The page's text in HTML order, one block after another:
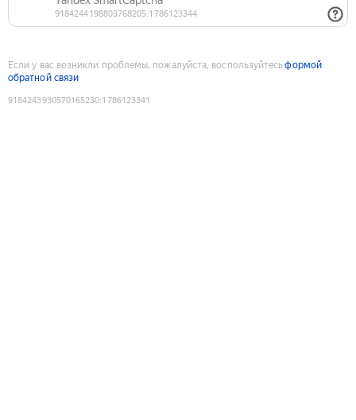
Если у вас возникли проблемы, пожалуйста, воспользуйтесьформой
обратной связи
9184243930570165230:1786123341